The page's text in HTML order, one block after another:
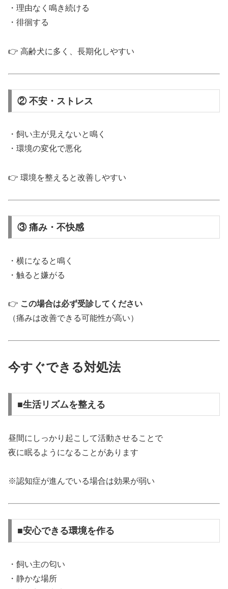
・理由なく鳴き続ける
・徘徊する
👉 高齢犬に多く、長期化しやすい
② 不安・ストレス
・飼い主が見えないと鳴く
・環境の変化で悪化
👉 環境を整えると改善しやすい
③ 痛み・不快感
・横になると鳴く
・触ると嫌がる
👉 この場合は必ず受診してください
（痛みは改善できる可能性が高い）
今すぐできる対処法
■生活リズムを整える
昼間にしっかり起こして活動させることで
夜に眠るようになることがあります
※認知症が進んでいる場合は効果が弱い
■安心できる環境を作る
・飼い主の匂い
・静かな場所